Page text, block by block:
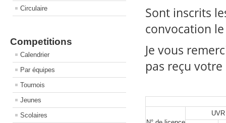
Circulaire
Competitions
Calendrier
Par équipes
Tournois
Jeunes
Scolaires
Sont inscrits
convocation
Je vous
pas reçu
UVR